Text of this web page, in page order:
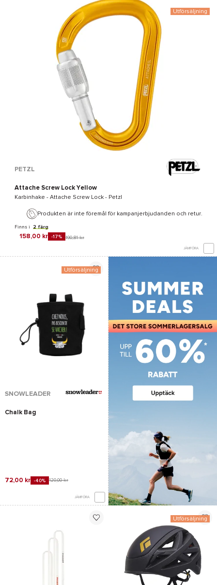
Utförsäljning
PETZL
Attache Screw Lock Yellow
Karbinhake - Attache Screw Lock - Petzl
Produkten är inte föremål för kampanjerbjudanden och retur.
158,00 kr -17% 190,81 kr
Finns i 2 färg
JÄMFÖRA
Utförsäljning
SNOWLEADER
Chalk Bag
72,00 kr -40% 120,00 kr
JÄMFÖRA
*Se villkorhär
Utförsäljning